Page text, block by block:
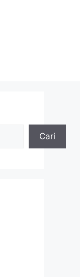
Cari